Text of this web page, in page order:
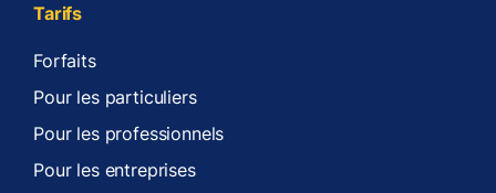
Tarifs
Forfaits
Pour les particuliers
Pour les professionnels
Pour les entreprises